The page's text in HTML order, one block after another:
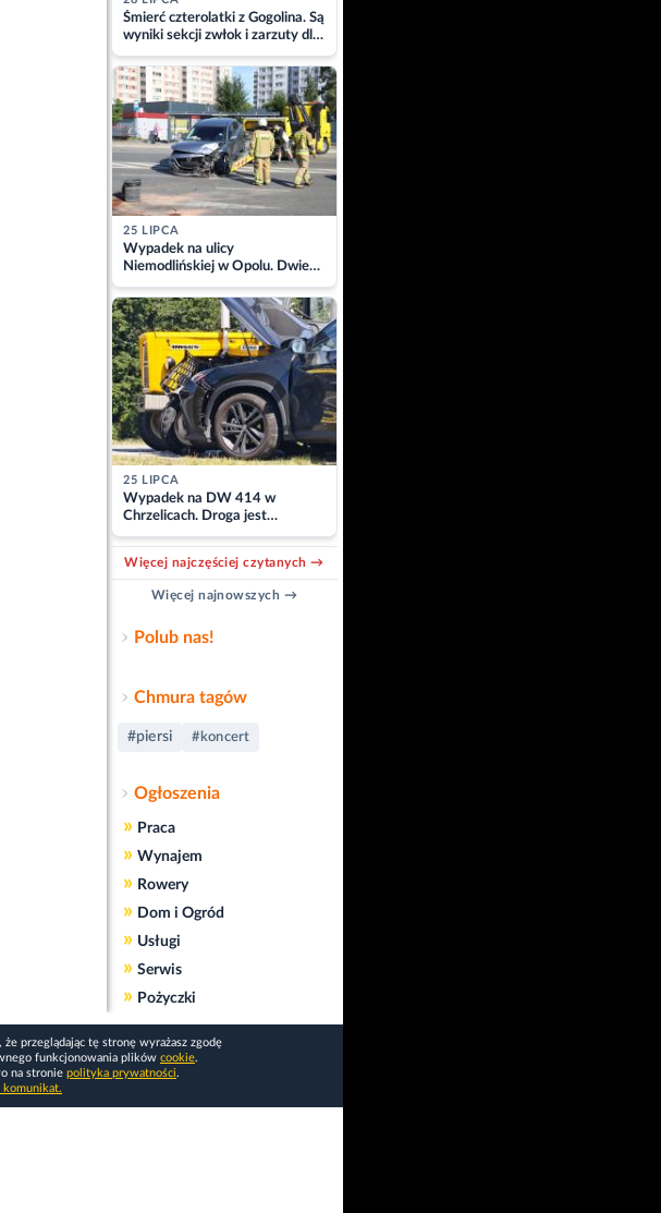
Śmierć czterolatki z Gogolina. Są
wyniki sekcji zwłok i zarzuty dla
matki
25 LIPCA
Wypadek na ulicy
Niemodlińskiej w Opolu. Dwie
osoby w szpitalu
25 LIPCA
Wypadek na DW 414 w
Chrzelicach. Droga jest
zablokowana
Więcej najczęściej czytanych →
Więcej najnowszych →
Polub nas!
Chmura tagów
#piersi #koncert
Ogłoszenia
» Praca
» Wynajem
» Rowery
» Dom i Ogród
» Usługi
» Serwis
» Pożyczki
przeglądając tę stronę wyrażasz zgodę
funkcjonowania plików cookie.
na stronie polityka prywatności.
komunikat.